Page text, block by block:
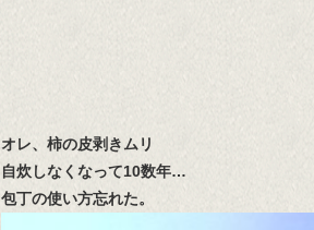
オレ、柿の皮剥きムリ
自炊しなくなって10数年…
包丁の使い方忘れた。